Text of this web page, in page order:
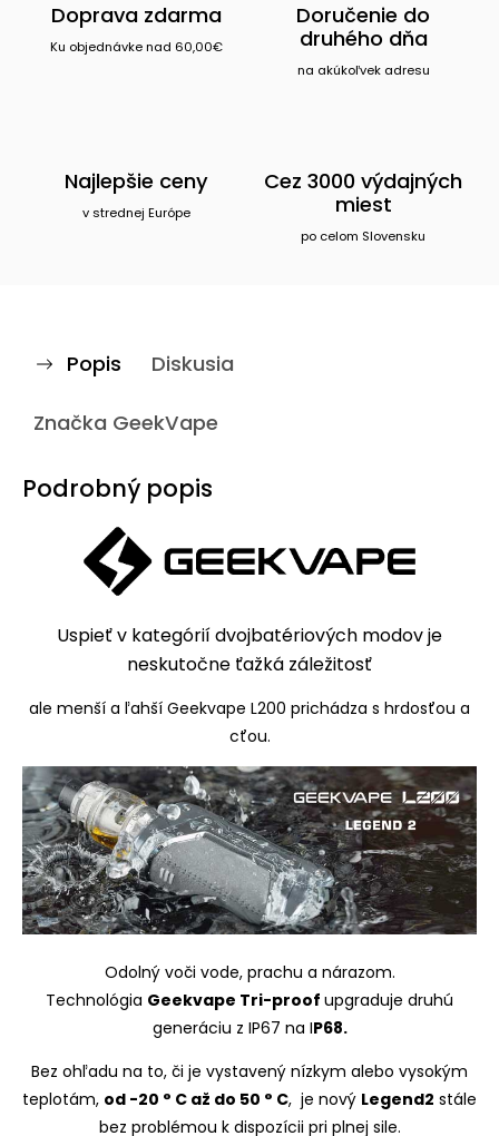
Doprava zdarma
Ku objednávke nad 60,00€
Doručenie do
druhého dňa
na akúkoľvek adresu
Najlepšie ceny
v strednej Európe
Cez 3000 výdajných
miest
po celom Slovensku
Popis Diskusia
Značka GeekVape
Podrobný popis
Uspieť v kategórií dvojbatériových modov je
neskutočne ťažká záležitosť
ale menší a ľahší Geekvape L200 prichádza s hrdosťou a
cťou.
Odolný voči vode, prachu a nárazom.
Technológia Geekvape Tri-proof upgraduje druhú
generáciu z IP67 na IP68.
Bez ohľadu na to, či je vystavený nízkym alebo vysokým
teplotám, od -20 ° C až do 50 ° C, je nový Legend2 stále
bez problémou k dispozícii pri plnej sile.